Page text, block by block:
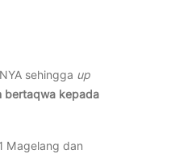
sehingga up
bertaqwa kepada
Magelang dan